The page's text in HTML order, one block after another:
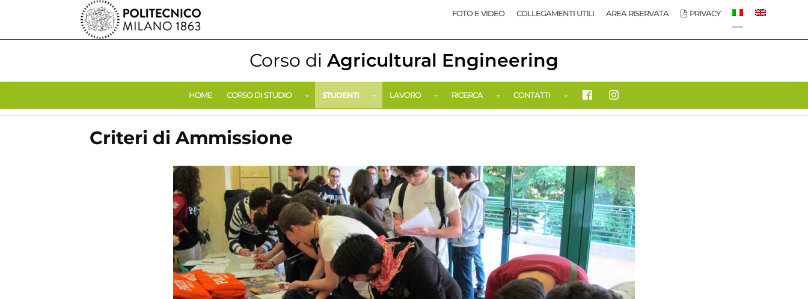
Corso di Agricultural Engineering
HOME CORSO DI STUDIO STUDENTI LAVORO RICERCA CONTATTI
FOTO E VIDEO COLLEGAMENTI UTILI AREA RISERVATA PRIVACY
Criteri di Ammissione